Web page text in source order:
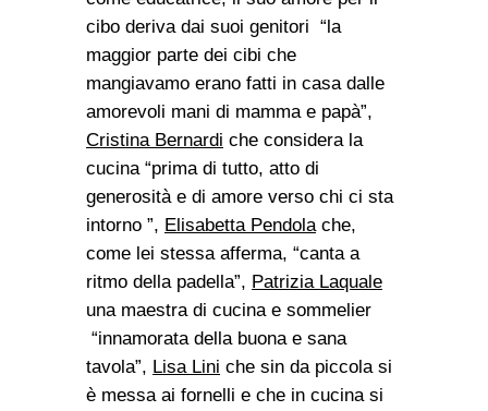
cibo deriva dai suoi genitori “la
maggior parte dei cibi che
mangiavamo erano fatti in casa dalle
amorevoli mani di mamma e papà”,
Cristina Bernardi che considera la
cucina “prima di tutto, atto di
generosità e di amore verso chi ci sta
intorno ”, Elisabetta Pendolache,
come lei stessa afferma, “canta a
ritmo della padella”, Patrizia Laquale
una maestra di cucina e sommelier
“innamorata della buona e sana
tavola”, Lisa Lini che sin da piccola si
è messa ai fornelli e che in cucina si